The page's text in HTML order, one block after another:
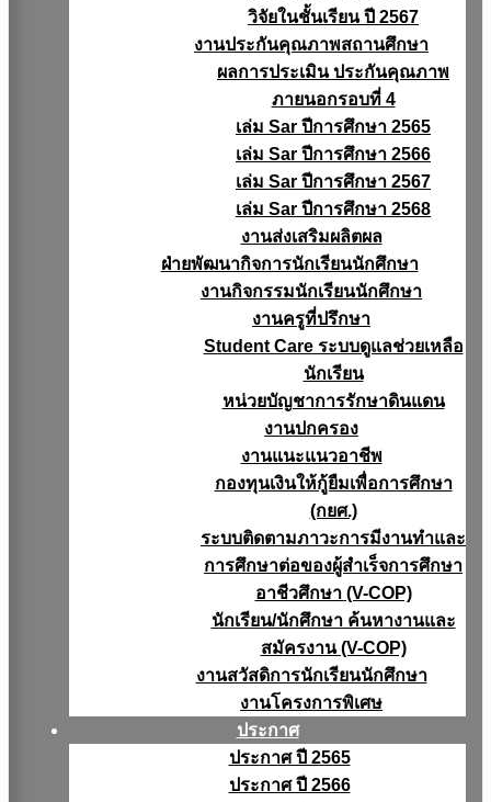
วิจัยในชั้นเรียน ปี 2567
งานประกันคุณภาพสถานศึกษา
ผลการประเมิน ประกันคุณภาพ
ภายนอกรอบที่ 4
เล่ม Sar ปีการศึกษา 2565
เล่ม Sar ปีการศึกษา 2566
เล่ม Sar ปีการศึกษา 2567
เล่ม Sar ปีการศึกษา 2568
งานส่งเสริมผลิตผล
ฝ่ายพัฒนากิจการนักเรียนนักศึกษา
งานกิจกรรมนักเรียนนักศึกษา
งานครูที่ปรึกษา
Student Care ระบบดูแลช่วยเหลือ
นักเรียน
หน่วยบัญชาการรักษาดินแดน
งานปกครอง
งานแนะแนวอาชีพ
กองทุนเงินให้กู้ยืมเพื่อการศึกษา
(กยศ.)
ระบบติดตามภาวะการมีงานทำและ
การศึกษาต่อของผู้สำเร็จการศึกษา
อาชีวศึกษา (V-COP)
นักเรียน/นักศึกษา ค้นหางานและ
สมัครงาน (V-COP)
งานสวัสดิการนักเรียนนักศึกษา
งานโครงการพิเศษ
ประกาศ
ประกาศ ปี 2565
ประกาศ ปี 2566